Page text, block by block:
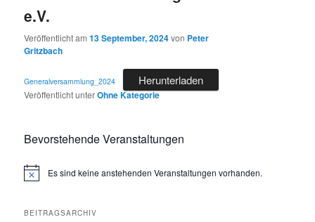
e.V.
Veröffentlicht am13 September, 2024von Peter
Gritzbach
Generalversammlung_2024 Herunterladen
Veröffentlicht unterOhne Kategorie
Bevorstehende Veranstaltungen
HinweisEs sind keine anstehenden Veranstaltungen vorhanden.
BEITRAGSARCHIV